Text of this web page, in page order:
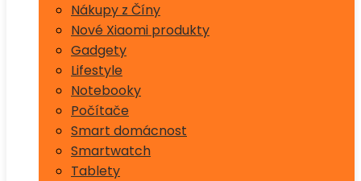
Nákupy z Číny
Nové Xiaomi produkty
Gadgety
Lifestyle
Notebooky
Počítače
Smart domácnost
Smartwatch
Tablety